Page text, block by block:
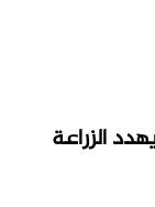
الزراعة